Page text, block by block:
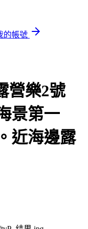
的帳號
營樂2號
景第一
近海邊露